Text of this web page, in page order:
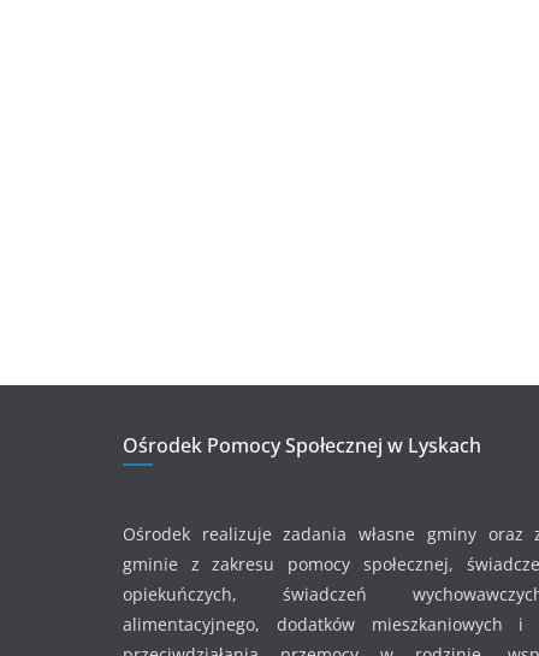
Ośrodek Pomocy Społecznej w Lyskach
Ośrodek realizuje zadania własne gminy oraz
gminie z zakresu pomocy społecznej,
opiekuńczych, świadczeń
alimentacyjnego, dodatków mieszkaniowych i